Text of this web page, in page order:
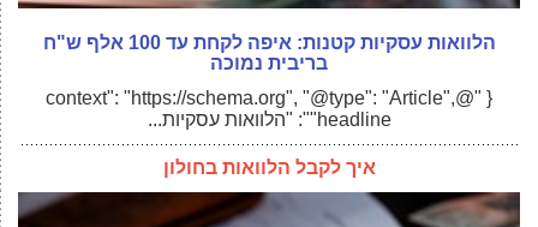
הלוואות עסקיות קטנות: איפה לקחת עד 100 אלף ש"ח
בריבית נמוכה
{ "@context": "https://schema.org", "@type": "Article",
"headline": "הלוואות עסקיות...
איך לקבל הלוואות בחולון